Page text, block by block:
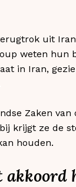
uit
weten hun
in Iran,
Zaken
krijgt ze de
houden.